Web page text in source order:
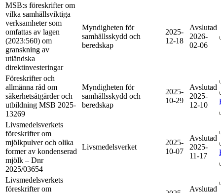
MSB:s föreskrifter om
vilka samhällsviktiga
verksamheter som
omfattas av lagen
(2023:560) om
granskning av
utländska
direktinvesteringar
Myndigheten för
samhällsskydd och
beredskap
2025-
12-18
Avslutad
2026-
02-06
Föreskrifter och
allmänna råd om
säkerhetsåtgärder och
utbildning MSB 2025-
13269
Myndigheten för
samhällsskydd och
beredskap
2025-
10-29
Avslutad
2025-
12-10
Livsmedelsverkets
föreskrifter om
mjölkpulver och olika
former av kondenserad
mjölk – Dnr
2025/03654
Livsmedelsverket
2025-
10-07
Avslutad
2025-
11-17
Livsmedelsverkets
föreskrifter om
Avslutad